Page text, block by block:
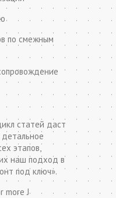
по смежным
статей даст
этапов,
наш подход в
под ключ».
more J